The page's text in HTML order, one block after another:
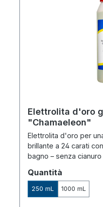
Elettrolita d'oro
"Chamaeleon"
Elettrolita d'oro per
brillante a 24 carati
bagno – senza
Seleziona
Quantità
250 mL 1000 mL